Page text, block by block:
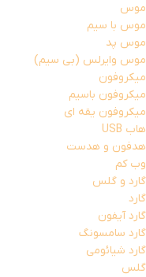
موس
موس با سیم
موس پد
موس وایرلس (بی سیم)
میکروفون
میکروفون باسیم
میکروفون یقه ای
هاب USB
هدفون و هدست
وب کم
گارد و گلس
گارد
گارد آیفون
گارد سامسونگ
گارد شیائومی
گلس